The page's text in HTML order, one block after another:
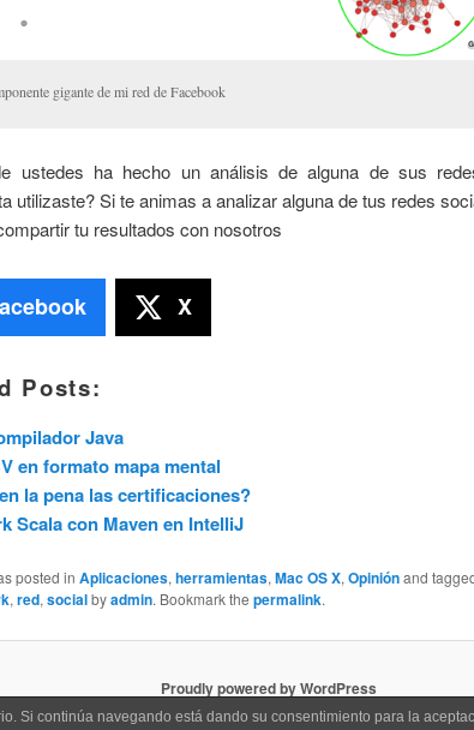
gigante de mi red de Facebook
ustedes ha hecho un análisis de alguna de sus
utilizaste? Si te animas a analizar alguna de tus redes
tu resultados con nosotros
X
Posts:
Java
en formato mapa mental
la pena las certificaciones?
Scala con Maven en IntelliJ
posted in Aplicaciones, herramientas, Mac OS X, Opiniónand
, red, socialbyadmin. Bookmark the permalink.
Proudly powered by WordPress
Si continúa navegando está dando su consentimiento para la